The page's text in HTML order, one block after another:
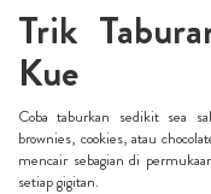
Trik
Kue
Coba taburkan sedikit sea
brownies, cookies, atau
mencair sebagian di
setiap gigitan.